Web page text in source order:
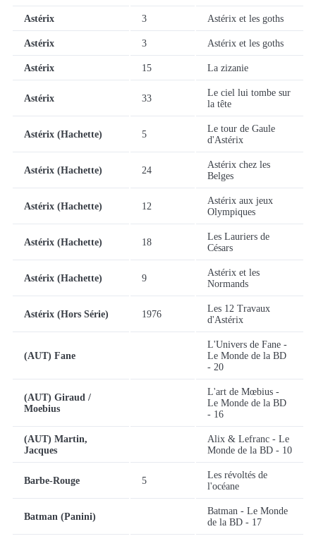
Astérix 3 Astérix et les goths
Astérix 3 Astérix et les goths
Astérix 15 La zizanie
Astérix 33
Le ciel lui tombe sur
la tête
Astérix (Hachette) 5
Le tour de Gaule
d'Astérix
Astérix (Hachette) 24
Astérix chez les
Belges
Astérix (Hachette) 12
Astérix aux jeux
Olympiques
Astérix (Hachette) 18
Les Lauriers de
Césars
Astérix (Hachette) 9
Astérix et les
Normands
Astérix (Hors Série) 1976
Les 12 Travaux
d'Astérix
(AUT) Fane
L'Univers de Fane -
Le Monde de la BD
- 20
(AUT) Giraud /
Moebius
L'art de Mœbius -
Le Monde de la BD
- 16
(AUT) Martin,
Jacques
Alix & Lefranc - Le
Monde de la BD - 10
Barbe-Rouge 5
Les révoltés de
l'océane
Batman (Panini)
Batman - Le Monde
de la BD - 17